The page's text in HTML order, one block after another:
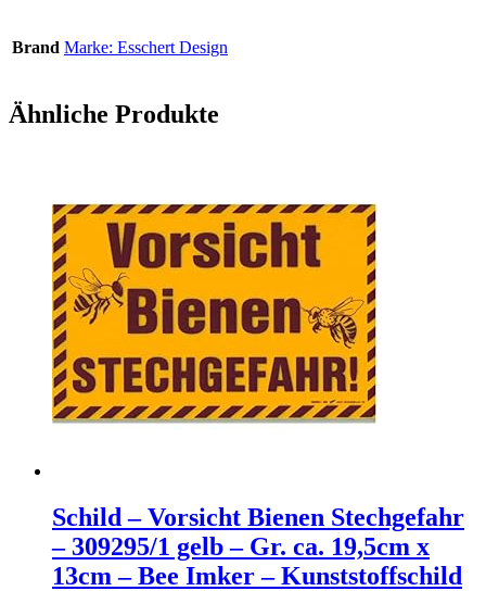
Brand Marke: Esschert Design
Ähnliche Produkte
Schild – Vorsicht Bienen Stechgefahr
– 309295/1 gelb – Gr. ca. 19,5cm x
13cm – Bee Imker – Kunststoffschild